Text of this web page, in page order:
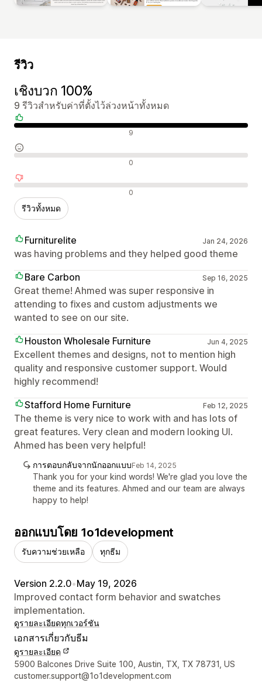
รีวิว
เชิงบวก 100%
9 รีวิวสำหรับค่าที่ตั้งไว้ล่วงหน้าทั้งหมด
รีวิวเชิงบวก 9
รีวิวที่เป็นกลาง 0
รีวิวเชิงลบ 0
รีวิวทั้งหมด
Furniturelite Jan 24, 2026
was having problems and they helped good theme
Bare Carbon
Sep 16, 2025
Great theme! Ahmed was super responsive in
attending to fixes and custom adjustments we
wanted to see on our site.
Houston Wholesale Furniture
Jun 4, 2025
Excellent themes and designs, not to mention high
quality and responsive customer support. Would
highly recommend!
Stafford Home Furniture
Feb 12, 2025
The theme is very nice to work with and has lots of
great features. Very clean and modern looking UI.
Ahmed has been very helpful!
การตอบกลับจากนักออกแบบFeb 14, 2025
Thank you for your kind words! We're glad you love the
theme and its features. Ahmed and our team are always
happy to help!
ออกแบบโดย 1o1development
รับความช่วยเหลือ ทุกธีม
Version 2.2.0•May 19, 2026
Improved contact form behavior and swatches
implementation.
ดูรายละเอียดทุกเวอร์ชัน
เอกสารเกี่ยวกับธีม
ดูรายละเอียด
รายละเอียดการติดต่อผู้ออกแบบ
5900 Balcones Drive Suite 100, Austin, TX, TX 78731, US
customer.support@1o1development.com